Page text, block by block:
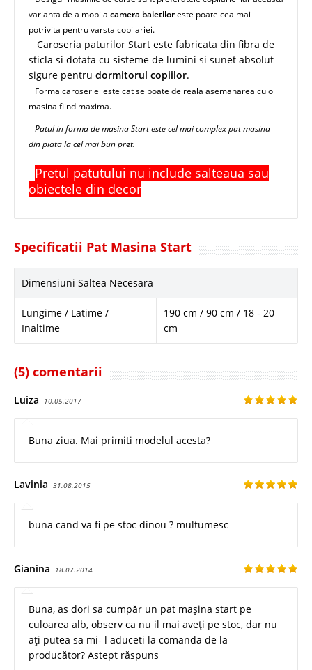
varianta de a mobila camera baietiloreste poate cea mai
potrivita pentru varsta copilariei.
Caroseria paturilor Start este fabricata din fibra de
sticla si dotata cu sisteme de lumini si sunet absolut
sigure pentru dormitorul copiilor.
Forma caroseriei este cat se poate de reala asemanarea cu o
masina fiind maxima.
Patul in forma de masina Start este cel mai complex pat masina
din piata la cel mai bun pret.
Pretul patutului nu include salteaua sau
obiectele din decor
Specificatii Pat Masina Start
Dimensiuni Saltea Necesara
Lungime / Latime /
Inaltime
190 cm / 90 cm / 18 - 20
cm
(5) comentarii
Luiza 10.05.2017
Buna ziua. Mai primiti modelul acesta?
Lavinia 31.08.2015
buna cand va fi pe stoc dinou ? multumesc
Gianina 18.07.2014
Buna, as dori sa cumpăr un pat mașina start pe
culoarea alb, observ ca nu il mai aveți pe stoc, dar nu
ați putea sa mi- l aduceti la comanda de la
producător? Astept răspuns